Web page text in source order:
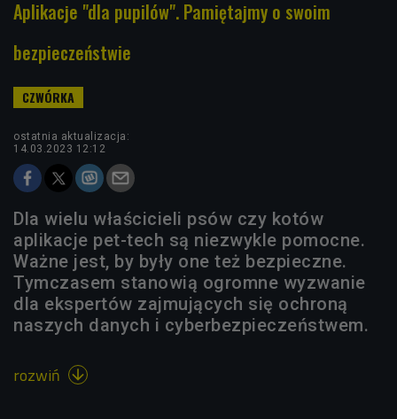
Aplikacje "dla pupilów". Pamiętajmy o swoim
bezpieczeństwie
ostatnia aktualizacja:
14.03.2023 12:12
Dla wielu właścicieli psów czy kotów
aplikacje pet-tech są niezwykle pomocne.
Ważne jest, by były one też bezpieczne.
Tymczasem stanowią ogromne wyzwanie
dla ekspertów zajmujących się ochroną
naszych danych i cyberbezpieczeństwem.
rozwiń 